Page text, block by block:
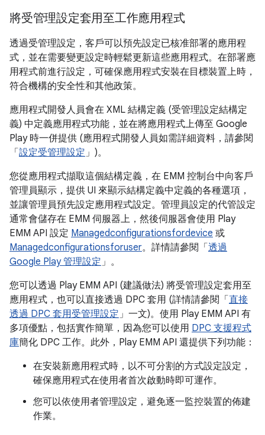
將受管理設定套用至工作應用程式
透過受管理設定，客戶可以預先設定已核准部署的應用程
式，並在需要變更設定時輕鬆更新這些應用程式。在部署應
用程式前進行設定，可確保應用程式安裝在目標裝置上時，
符合機構的安全性和其他政策。
應用程式開發人員會在 XML 結構定義 (受管理設定結構定
義) 中定義應用程式功能，並在將應用程式上傳至 Google
Play 時一併提供 (應用程式開發人員如需詳細資料，請參閱
「 設定受管理設定」)。
您從應用程式擷取這個結構定義，在 EMM 控制台中向客戶
管理員顯示，提供 UI 來顯示結構定義中定義的各種選項，
並讓管理員預先設定應用程式設定。管理員設定的代管設定
通常會儲存在 EMM 伺服器上，然後伺服器會使用 Play
EMM API 設定 Managedconfigurationsfordevice 或
Managedconfigurationsforuser。詳情請參閱「 透過
Google Play 管理設定」。
您可以透過 Play EMM API (建議做法) 將受管理設定套用至
應用程式，也可以直接透過 DPC 套用 (詳情請參閱「 直接
透過 DPC 套用受管理設定」一文)。使用 Play EMM API 有
多項優點，包括實作簡單，因為您可以使用 DPC 支援程式
庫簡化 DPC 工作。此外，Play EMM API 還提供下列功能：
在安裝新應用程式時，以不可分割的方式設定設定，
確保應用程式在使用者首次啟動時即可運作。
您可以依使用者管理設定，避免逐一監控裝置的佈建
作業。